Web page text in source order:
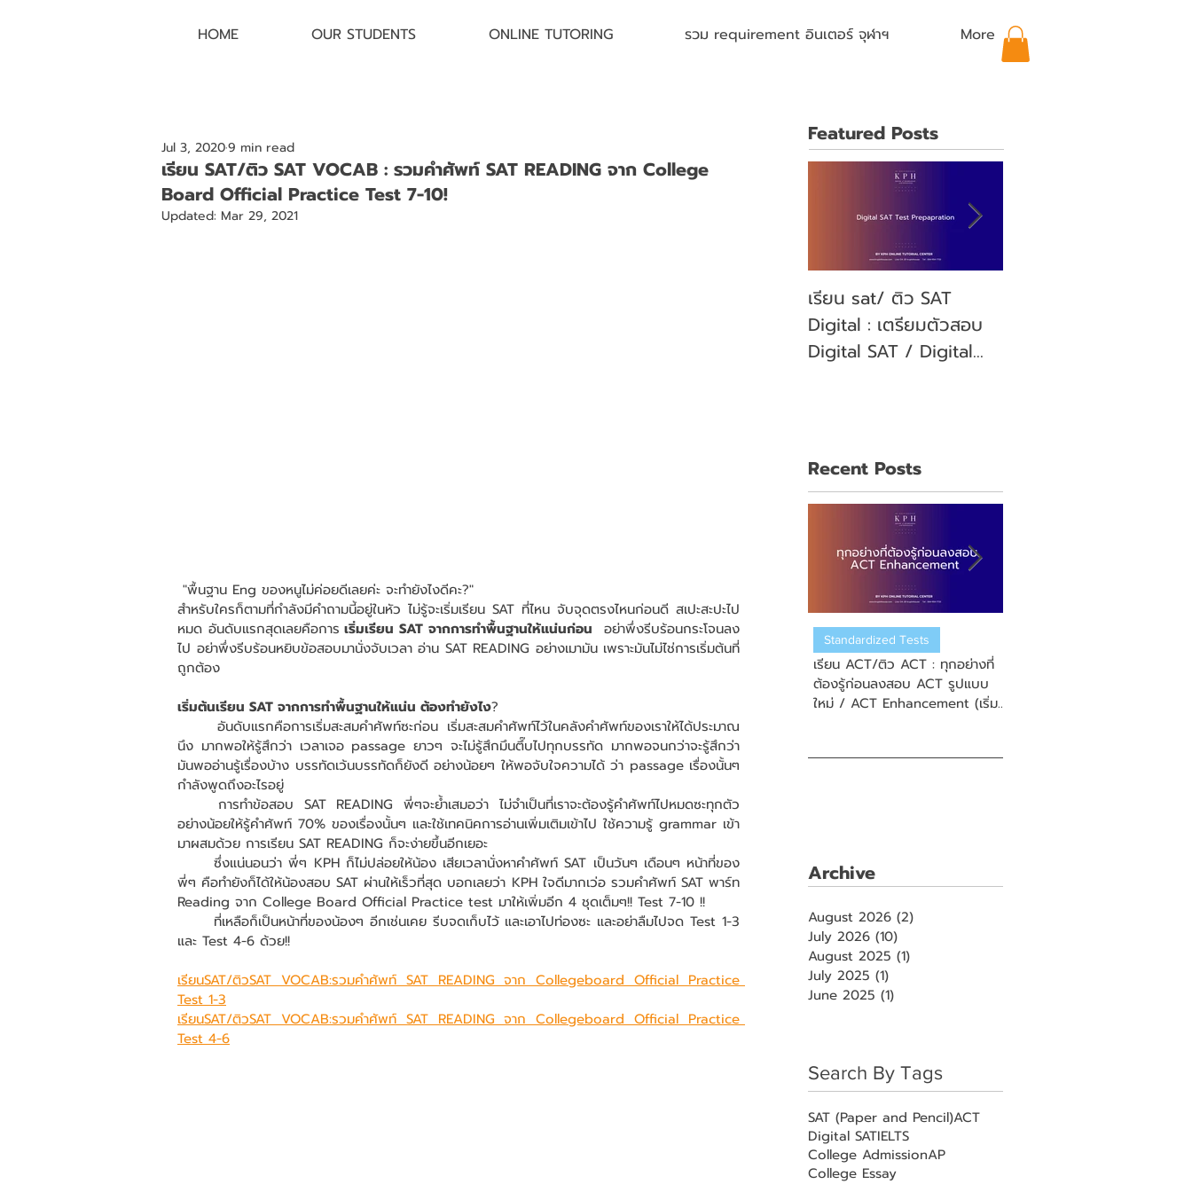
HOME OUR STUDENTS ONLINE TUTORING รวม requirement อินเตอร์ จุฬาฯ More
เรียน SAT/ติว SAT VOCAB : รวมคำศัพท์ SAT READING จาก College
Board Official Practice Test 7-10!
Jul 3, 20209 min read
Updated: Mar 29, 2021
"พื้นฐาน Eng ของหนูไม่ค่อยดีเลยค่ะ จะทำยังไงดีคะ?"
สำหรับใครก็ตามที่กำลังมีคำถามนี้อยู่ในหัว ไม่รู้จะเริ่มเรียน SAT ที่ไหน จับจุดตรงไหนก่อนดี สเปะสะปะไป
หมด อันดับแรกสุดเลยคือการ เริ่มเรียน SAT จากการทำพื้นฐานให้แน่นก่อน
  อย่าพึ่งรีบร้อนกระโจนลง
ไป อย่าพึ่งรีบร้อนหยิบข้อสอบมานั่งจับเวลา อ่าน SAT READING อย่างเมามัน เพราะมันไม่ไช่การเริ่มต้นที่
ถูกต้อง
เริ่มต้นเรียน SAT จากการทำพื้นฐานให้แน่น ต้องทำยังไง?
นึง มากพอให้รู้สึกว่า เวลาเจอ passage ยาวๆ จะไม่รู้สึกมึนตึ๊บไปทุกบรรทัด มากพอจนกว่าจะรู้สึกว่า
มันพออ่านรู้เรื่องบ้าง บรรทัดเว้นบรรทัดก็ยังดี อย่างน้อยๆ ให้พอจับใจความได้ ว่า passage เรื่องนั้นๆ
กำลังพูดถึงอะไรอยู่
อย่างน้อยให้รู้คำศัพท์ 70% ของเรื่องนั้นๆ และใช้เทคนิคการอ่านเพิ่มเติมเข้าไป ใช้ความรู้ grammar เข้า
มาผสมด้วย การเรียน SAT READING ก็จะง่ายขึ้นอีกเยอะ
	ซึ่งแน่นอนว่า พี่ๆ KPH ก็ไม่ปล่อยให้น้อง เสียเวลานั่งหาคำศัพท์ SAT เป็นวันๆ เดือนๆ หน้าที่ของ
พี่ๆ คือทำยังก็ได้ให้น้องสอบ SAT ผ่านให้เร็วที่สุด บอกเลยว่า KPH ใจดีมากเว่อ รวมคำศัพท์ SAT พาร์ท
Reading จาก College Board Official Practice test มาให้เพิ่มอีก 4 ชุดเต็มๆ!! Test 7-10 !!
และ Test 4-6 ด้วย!!
เรียนSAT/ติวSAT VOCAB:รวมคำศัพท์ SAT READING จาก Collegeboard Official Practice
Test 1-3
เรียนSAT/ติวSAT VOCAB:รวมคำศัพท์ SAT READING จาก Collegeboard Official Practice
Test 4-6
Featured Posts
เรียน sat/ ติว SAT
Digital : เตรียมตัวสอบ
Digital SAT / Digital
Recent Posts
เรียน ACT/ติว ACT : ทุกอย่างที่
ต้องรู้ก่อนลงสอบ ACT รูปแบบ
ใหม่ / ACT Enhancement (เริ่ม
Standardized Tests
Archive
August 2026 (2)
July 2026 (10)
August 2025 (1)
July 2025 (1)
June 2025 (1)
Search By Tags
SAT (Paper and Pencil)ACT
Digital SATIELTS
College AdmissionAP
College Essay